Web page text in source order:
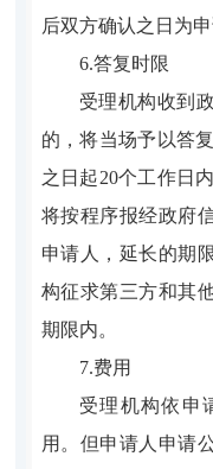
后双方确认之日为申
6.答复时限
受理机构收到
的，将当场予以答
之日起20个工作日
将按程序报经政府
申请人，延长的期
构征求第三方和其
期限内。
7.费用
受理机构依申
用。但申请人申请